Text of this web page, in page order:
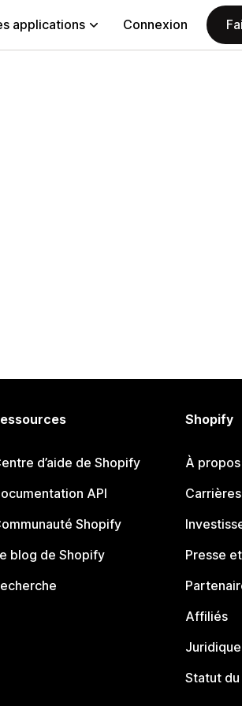
applications Connexion
d’aide de Shopify
API
Shopify
blog de Shopify
Shopify
À propos
Carrières
Presse
Affiliés
Juridique
Statut